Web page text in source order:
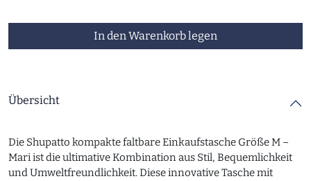
In den Warenkorb legen
Übersicht
Die Shupatto kompakte faltbare Einkaufstasche Größe M –
Mari ist die ultimative Kombination aus Stil, Bequemlichkeit
und Umweltfreundlichkeit. Diese innovative Tasche mit